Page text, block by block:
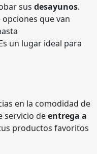
sus desayunos.
que van
un lugar ideal para
en la comodidad de
servicio deentrega a
productos favoritos